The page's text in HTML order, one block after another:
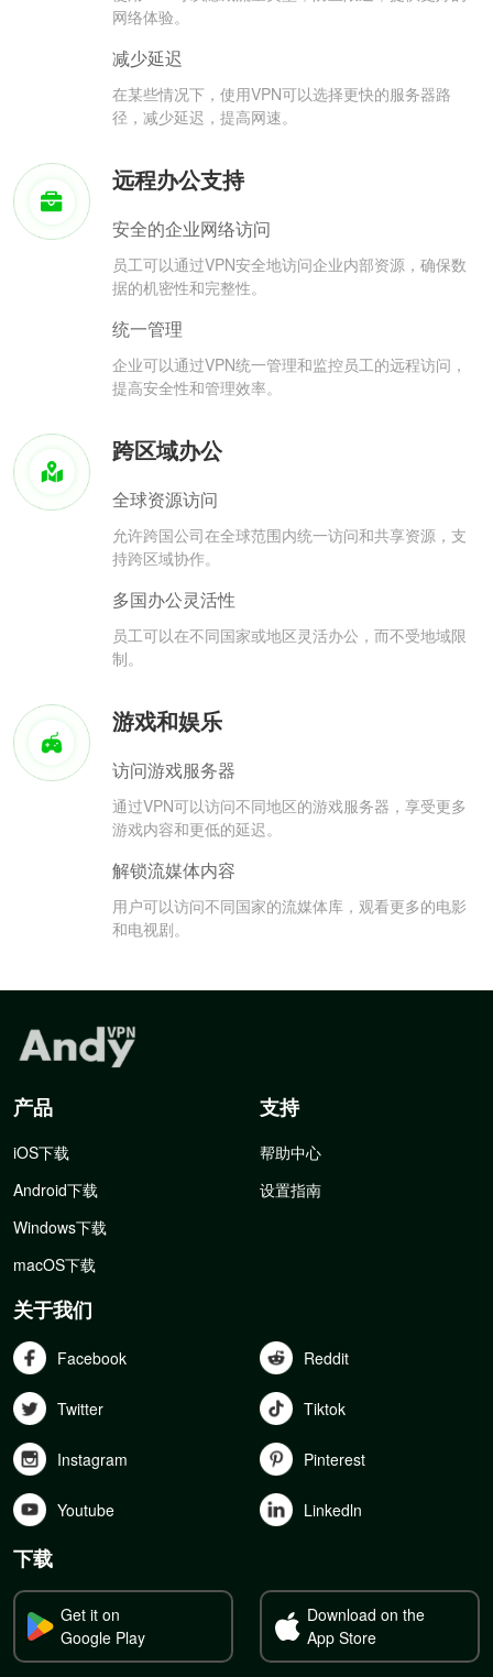
网络体验。
减少延迟
在某些情况下，使用VPN可以选择更快的服务器路
径，减少延迟，提高网速。
远程办公支持
安全的企业网络访问
员工可以通过VPN安全地访问企业内部资源，确保数
据的机密性和完整性。
统一管理
企业可以通过VPN统一管理和监控员工的远程访问，
提高安全性和管理效率。
跨区域办公
全球资源访问
允许跨国公司在全球范围内统一访问和共享资源，支
持跨区域协作。
多国办公灵活性
员工可以在不同国家或地区灵活办公，而不受地域限
制。
游戏和娱乐
访问游戏服务器
通过VPN可以访问不同地区的游戏服务器，享受更多
游戏内容和更低的延迟。
解锁流媒体内容
用户可以访问不同国家的流媒体库，观看更多的电影
和电视剧。
产品
iOS下载
Android下载
Windows下载
macOS下载
支持
帮助中心
设置指南
关于我们
Facebook Reddit
Twitter Tiktok
Instagram Pinterest
Youtube Linkedln
下载
Get it on
Google Play
Download on the
App Store